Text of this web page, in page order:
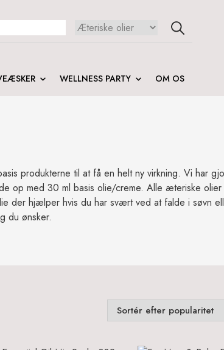
WELLNESS PARTY OM OS
produkterne til at få en helt ny virkning. Vi har
op med 30 ml basis olie/creme. Alle æteriske
der hjælper hvis du har svært ved at falde i søvn
du ønsker.